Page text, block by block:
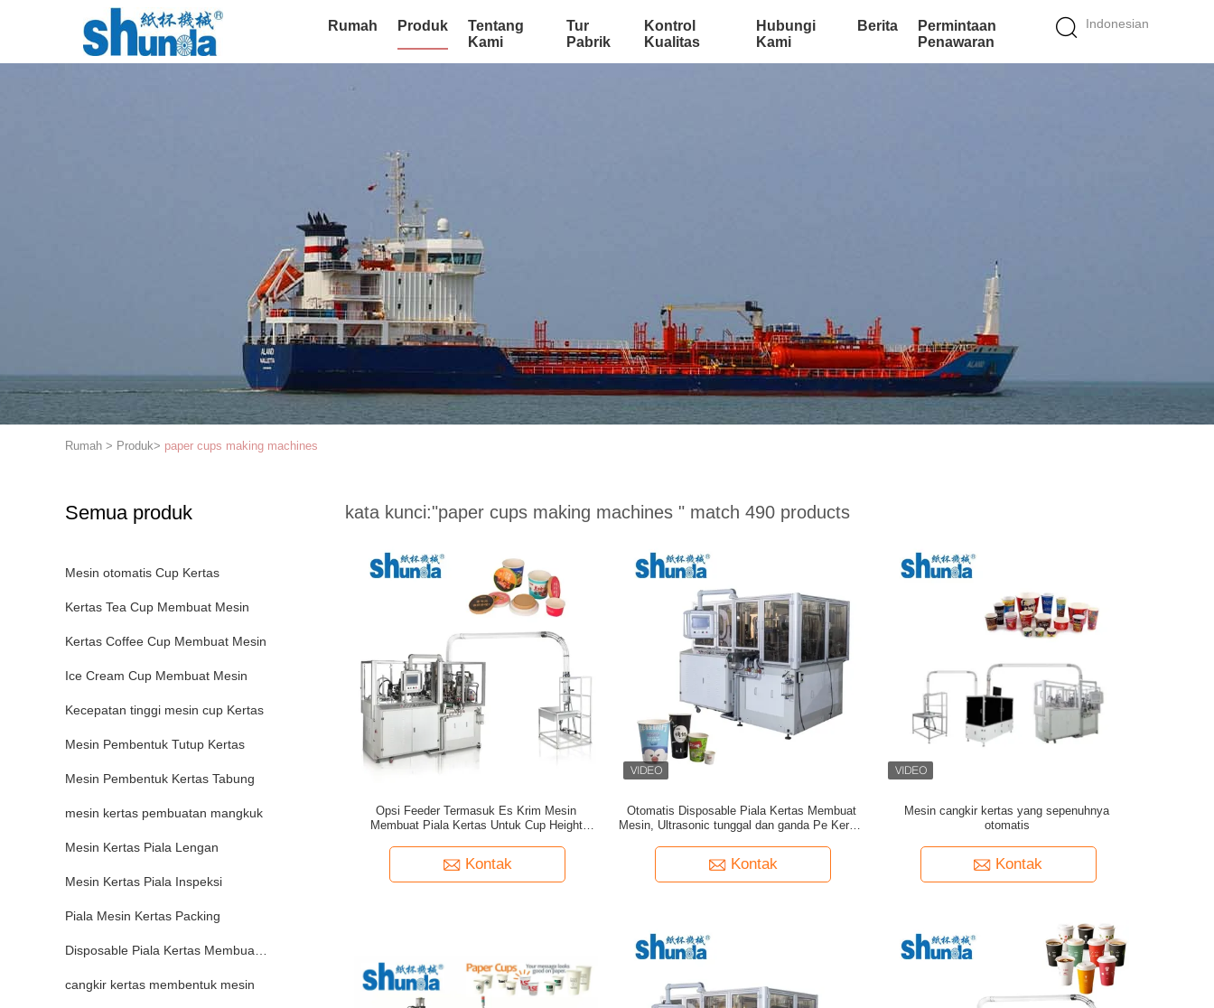
Indonesian
Rumah Produk
Tentang
Kami
Tur
Pabrik
Kontrol
Kualitas
Hubungi
Kami
Berita
Permintaan
Penawaran
Rumah > Produk> paper cups making machines
Semua produk
Mesin otomatis Cup Kertas
Kertas Tea Cup Membuat Mesin
Kertas Coffee Cup Membuat Mesin
Ice Cream Cup Membuat Mesin
Kecepatan tinggi mesin cup Kertas
Mesin Pembentuk Tutup Kertas
Mesin Pembentuk Kertas Tabung
mesin kertas pembuatan mangkuk
Mesin Kertas Piala Lengan
Mesin Kertas Piala Inspeksi
Piala Mesin Kertas Packing
Disposable Piala Kertas Membuat Mesin
cangkir kertas membentuk mesin
kata kunci:"paper cups making machines " match 490 products
Opsi Feeder Termasuk Es Krim Mesin
Membuat Piala Kertas Untuk Cup Height
Kontak
Otomatis Disposable Piala Kertas Membuat
Mesin, Ultrasonic tunggal dan ganda Pe Kertas
Kontak
Mesin cangkir kertas yang sepenuhnya
otomatis
Kontak